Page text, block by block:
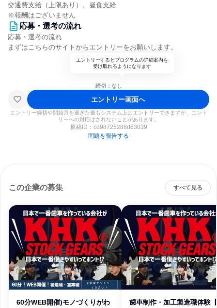
交通費支給（上限あり）、昼食支給
※報酬はございません
応募・選考の流れ
応募・選考の流れ
まずはこちらのサイトからエントリーをお願いします。
エントリーするとプログラムの詳細案内を
受け取れるようになります
締切：なし
エントリー画面へ
エントリー締切や開始月を過ぎた後もシステム上はエントリーできますが、エント
リーへの対応はされないことがあります。
原稿ID： cd98725288d63039
問題を報告する
この企業の募集 すべて見る
60分WEB開催)モノづくりがわ
歯車制作・加工製造職体験